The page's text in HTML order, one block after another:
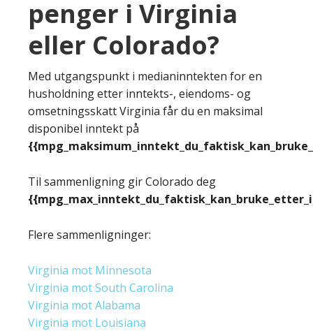
penger i Virginia
eller Colorado?
Med utgangspunkt i medianinntekten for en
husholdning etter inntekts-, eiendoms- og
omsetningsskatt Virginia får du en maksimal
disponibel inntekt på
Til sammenligning gir Colorado deg
Flere sammenligninger:
Virginia mot Minnesota
Virginia mot South Carolina
Virginia mot Alabama
Virginia mot Louisiana